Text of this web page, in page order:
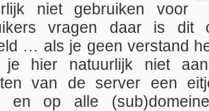
niet gebruiken voor
vragen daar is dit
… als je geen verstand
je hier natuurlijk niet
van de server een
en op alle